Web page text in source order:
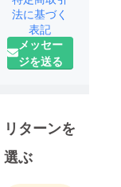
員推定7万5
千人、推定
利用者数15
万人にむけ
使って情報
イサービス
法に基づく
表記
メッセー
ジを送る
リターンを
選ぶ